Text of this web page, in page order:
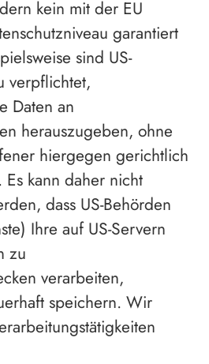
kein mit der EU
garantiert
sind US-
verpflichtet,
Daten an
herauszugeben, ohne
hiergegen gerichtlich
kann daher nicht
dass US-Behörden
Ihre auf US-Servern
zu
verarbeiten,
speichern. Wir